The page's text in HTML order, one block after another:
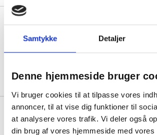
Samtykke Detaljer
Denne hjemmeside bruger
Vi bruger cookies til at tilpasse vores
annoncer, til at vise dig funktioner til
at analysere vores trafik. Vi deler også
din brug af vores hjemmeside med vores
Før pris: 26,56
Spar:
3,98
Dunisilk stikdug
kiwi